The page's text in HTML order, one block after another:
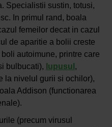
Specialistii sustin, totusi,
In primul rand, boala
femeilor decat in cazul
de aparitie a bolii creste
autoimune, printre care
bulbucati), lupusul ,
la nivelul gurii si ochilor),
Addison (functionarea
(precum virusul